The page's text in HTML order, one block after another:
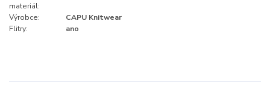
materiál:
Výrobce:
CAPU Knitwear
Flitry:
ano